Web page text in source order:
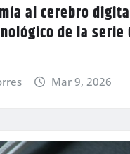
al cerebro
de la serie
Mar 9, 2026